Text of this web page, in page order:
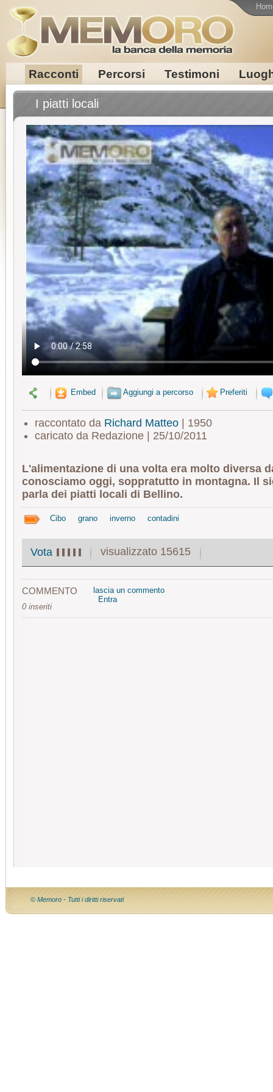
Racconti Percorsi Testimoni
I piatti locali
Embed Aggiungi a percorso Preferiti
raccontato da Richard Matteo| 1950
caricato da Redazione | 25/10/2011
L'alimentazione di una volta era molto diversa
conosciamo oggi, soppratutto in montagna. Il
parla dei piatti locali di Bellino.
Cibo grano inverno contadini
Vota visualizzato 15615
COMMENTO
0 inseriti
lascia un commento
Entra
© Memoro - Tutti i diritti riservati